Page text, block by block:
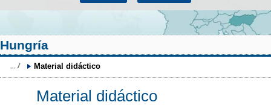
Hungría
Material didáctico
Material didáctico